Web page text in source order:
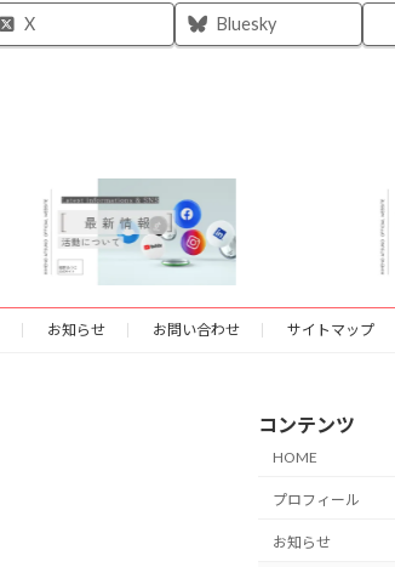
X Bluesky
お知らせ お問い合わせ サイトマップ
コンテンツ
HOME
プロフィール
お知らせ